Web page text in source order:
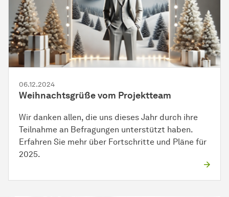
06.12.2024
Weihnachtsgrüße vom Projektteam
Wir danken allen, die uns dieses Jahr durch ihre
Teilnahme an Befragungen unterstützt haben.
Erfahren Sie mehr über Fortschritte und Pläne für
2025.